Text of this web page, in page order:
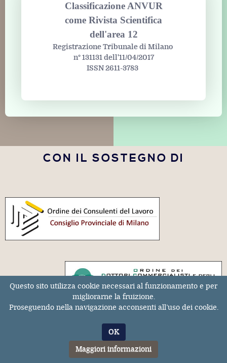
Classificazione ANVUR
come Rivista Scientifica
dell'area 12
Registrazione Tribunale di Milano
n° 131131 dell'11/04/2017
ISSN 2611-3783
CON IL SOSTEGNO DI
Archivio rivista|Dottrina|
Chi siamo|Informativa privacy
Questo sito utilizza cookie necessari al funzionamento e per
migliorarne la fruizione.
Proseguendo nella navigazione acconsenti all’uso dei cookie.
OK
Maggiori informazioni